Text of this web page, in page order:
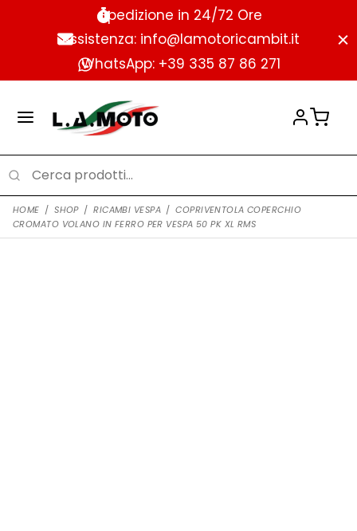
Spedizione in 24/72 Ore
Assistenza: info@lamotoricambit.it
WhatsApp: +39 335 87 86 271
HOME / SHOP / RICAMBI VESPA / COPRIVENTOLA COPERCHIO
CROMATO VOLANO IN FERRO PER VESPA 50 PK XL RMS